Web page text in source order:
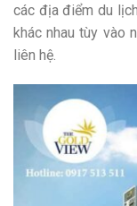
các địa điểm du
khác nhau tùy vào
liên hệ.